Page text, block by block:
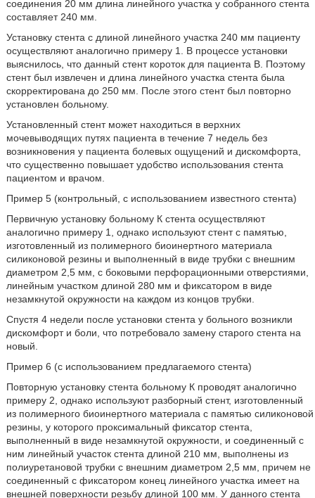
соединения 20 мм длина линейного участка у собранного стента
составляет 240 мм.
Установку стента с длиной линейного участка 240 мм пациенту
осуществляют аналогично примеру 1. В процессе установки
выяснилось, что данный стент короток для пациента В. Поэтому
стент был извлечен и длина линейного участка стента была
скорректирована до 250 мм. После этого стент был повторно
установлен больному.
Установленный стент может находиться в верхних
мочевыводящих путях пациента в течение 7 недель без
возникновения у пациента болевых ощущений и дискомфорта,
что существенно повышает удобство использования стента
пациентом и врачом.
Пример 5 (контрольный, с использованием известного стента)
Первичную установку больному К стента осуществляют
аналогично примеру 1, однако используют стент с памятью,
изготовленный из полимерного биоинертного материала
силиконовой резины и выполненный в виде трубки с внешним
диаметром 2,5 мм, с боковыми перфорационными отверстиями,
линейным участком длиной 280 мм и фиксатором в виде
незамкнутой окружности на каждом из концов трубки.
Спустя 4 недели после установки стента у больного возникли
дискомфорт и боли, что потребовало замену старого стента на
новый.
Пример 6 (с использованием предлагаемого стента)
Повторную установку стента больному К проводят аналогично
примеру 2, однако используют разборный стент, изготовленный
из полимерного биоинертного материала с памятью силиконовой
резины, у которого проксимальный фиксатор стента,
выполненный в виде незамкнутой окружности, и соединенный с
ним линейный участок стента длиной 210 мм, выполнены из
полиуретановой трубки с внешним диаметром 2,5 мм, причем не
соединенный с фиксатором конец линейного участка имеет на
внешней поверхности резьбу длиной 100 мм. У данного стента